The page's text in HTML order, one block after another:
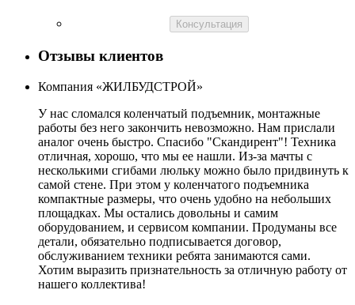
Консультация
Отзывы клиентов
Компания «ЖИЛБУДСТРОЙ»
У нас сломался коленчатый подъемник, монтажные
работы без него закончить невозможно. Нам прислали
аналог очень быстро. Спасибо "Скандирент"! Техника
отличная, хорошо, что мы ее нашли. Из-за мачты с
несколькими сгибами люльку можно было придвинуть к
самой стене. При этом у коленчатого подъемника
компактные размеры, что очень удобно на небольших
площадках. Мы остались довольны и самим
оборудованием, и сервисом компании. Продуманы все
детали, обязательно подписывается договор,
обслуживанием техники ребята занимаются сами.
Хотим выразить признательность за отличную работу от
нашего коллектива!